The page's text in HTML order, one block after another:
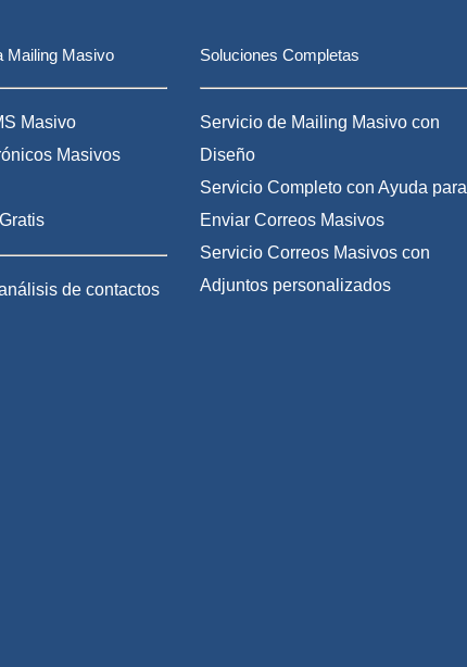
Mailing Masivo
Masivo
Masivos
de contactos
Soluciones Completas
Servicio de Mailing Masivo con
Diseño
Servicio Completo con Ayuda para
Enviar Correos Masivos
Servicio Correos Masivos con
Adjuntos personalizados